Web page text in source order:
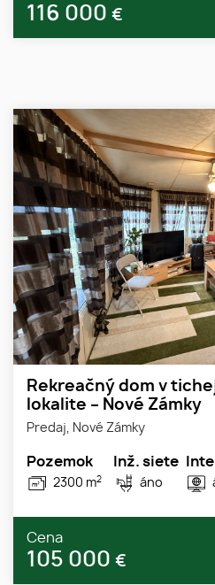
116 000 €
Rekreačný dom v
lokalite – Nové Zámky
Predaj, Nové Zámky
Pozemok
2300 m2
Inž. siete
áno
Cena
105 000 €